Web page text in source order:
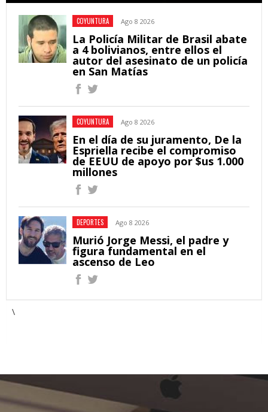
COYUNTURA Ago 8 2026
La Policía Militar de Brasil abate
a 4 bolivianos, entre ellos el
autor del asesinato de un policía
en San Matías
COYUNTURA Ago 8 2026
En el día de su juramento, De la
Espriella recibe el compromiso
de EEUU de apoyo por $us 1.000
millones
DEPORTES Ago 8 2026
Murió Jorge Messi, el padre y
figura fundamental en el
ascenso de Leo
\